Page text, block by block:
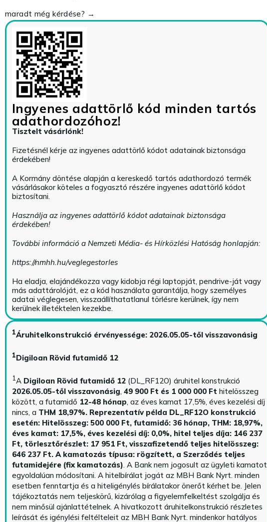
maradt még kérdése? →
Ingyenes adattörlő kód minden tartós
adathordozóhoz!
Tisztelt vásárlónk!
Fizetésnél kérje az ingyenes adattörlő kódot adatainak biztonsága
érdekében!
A Kormány döntése alapján a kereskedő tartós adathordozó termék
vásárlásakor köteles a fogyasztó részére ingyenes adattörlő kódot
biztosítani.
Használja az ingyenes adattörlő kódot adatainak biztonsága
érdekében!
További információ a Nemzeti Média- és Hírközlési Hatóság honlapján:
https://nmhh.hu/veglegestorles
Ha eladja, elajándékozza vagy kidobja régi laptopját, pendrive-ját vagy
más adattárolóját, ez a kód használata garantálja, hogy személyes
adatai véglegesen, visszaállíthatatlanul törlésre kerülnek, így nem
kerülnek illetéktelen kezekbe.
1Áruhitelkonstrukció érvényessége: 2026.05.05-től visszavonásig
1Digiloan Rövid futamidő 12
1A Digiloan Rövid futamidő 12(DL_RF12O) áruhitel konstrukció
2026.05.05-től visszavonásig, 49 900 Ft és 1 000 000 Ft hitelösszeg
között, a futamidő 12-48 hónap, az éves kamat 17,5%, éves kezelési díj
nincs, a THM 18,97%. Reprezentatív példa DL_RF12O konstrukció
esetén: Hitelösszeg: 500 000 Ft, futamidő: 36 hónap, THM: 18,97%,
éves kamat: 17,5%, éves kezelési díj: 0,0%, hitel teljes díja: 146 237
Ft, törlesztőrészlet: 17 951 Ft, visszafizetendő teljes hitelösszeg:
646 237 Ft. A kamatozás típusa: rögzített, a Szerződés teljes
futamidejére (fix kamatozás). A Bank nem jogosult az ügyleti kamatot
egyoldalúan módosítani. A hitelbírálat jogát az MBH Bank Nyrt. minden
esetben fenntartja és a hiteligénylés bírálatakor önerőt kérhet be. Jelen
tájékoztatás nem teljeskörű, kizárólag a figyelemfelkeltést szolgálja és
nem minősül ajánlattételnek. A hivatkozott áruhitelkonstrukció részletes
leírását és igénylési feltélteleit az MBH Bank Nyrt. mindenkor hatályos